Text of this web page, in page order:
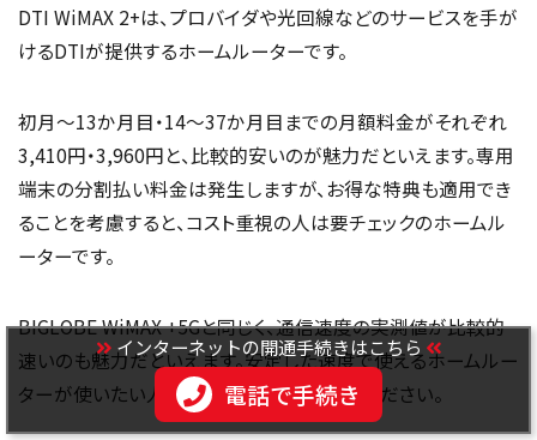
DTI WiMAX 2+は、プロバイダや光回線などのサービスを手が
けるDTIが提供するホームルーターです。
初月〜13か月目・14〜37か月目までの月額料金がそれぞれ
3,410円・3,960円と、比較的安いのが魅力だといえます。専用
端末の分割払い料金は発生しますが、お得な特典も適用でき
ることを考慮すると、コスト重視の人は要チェックのホームル
ーターです。
BIGLOBE WiMAX +5Gと同じく、通信速度の実測値が比較的
速いのも魅力だといえます。安定した速度で使えるホームルー
ターが使いたい人は、ぜひチェックしてみてください。
インターネットの開通手続きはこちら
電話で手続き